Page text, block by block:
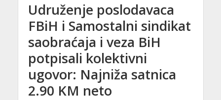
Udruženje poslodavaca
FBiH i Samostalni sindikat
saobraćaja i veza BiH
potpisali kolektivni
ugovor: Najniža satnica
2.90 KM neto